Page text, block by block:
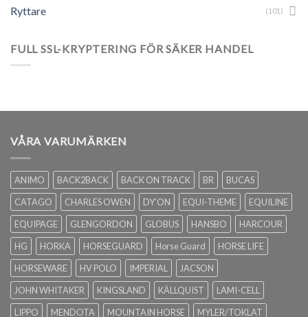
Ryttare (101)
FULL SSL-KRYPTERING FÖR SÄKER HANDEL
VÅRA VARUMÄRKEN
ANIMO BACK2BACK BACK ON TRACK BR
BUCAS
CATAGO
CHARLES OWEN DY'ON EQUI-THEME
EQUILINE
EQUIPAGE
GLENGORDON GLOBUS HANSBO
HARCOUR
HG
HORKA HORSEGUARD Horse Guard
HORSE LIFE
HORSEWARE
HV POLO IMPERIAL
JACSON
JOHN WHITAKER
KINGSLAND KÄLLQUIST
LAMI-CELL
LIPPO
MENDOTA MOUNTAIN HORSE MYLER/TOKLAT